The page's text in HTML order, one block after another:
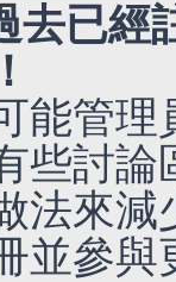
去已經
能管理
些討論
法來減
並參與